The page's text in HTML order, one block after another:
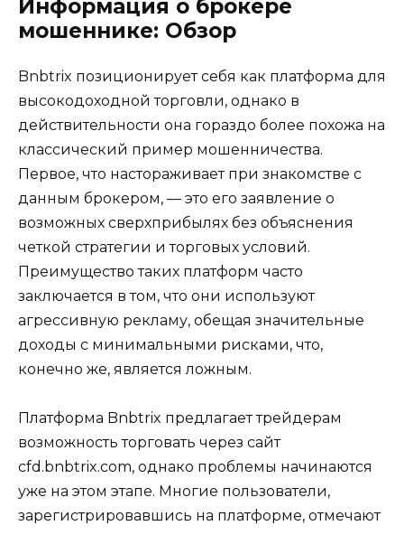
Информация о брокере
мошеннике: Обзор
Bnbtrix позиционирует себя как платформа для
высокодоходной торговли, однако в
действительности она гораздо более похожа на
классический пример мошенничества.
Первое, что настораживает при знакомстве с
данным брокером, — это его заявление о
возможных сверхприбылях без объяснения
четкой стратегии и торговых условий.
Преимущество таких платформ часто
заключается в том, что они используют
агрессивную рекламу, обещая значительные
доходы с минимальными рисками, что,
конечно же, является ложным.
Платформа Bnbtrix предлагает трейдерам
возможность торговать через сайт
cfd.bnbtrix.com, однако проблемы начинаются
уже на этом этапе. Многие пользователи,
зарегистрировавшись на платформе, отмечают